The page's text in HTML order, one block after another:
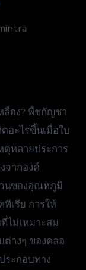
ลือง? พืชกัญชา
อะไรขึ้นเมื่อใบ
ตุหลายประการ
จากองค์
นของอุณหภูมิ
เรีย การให้
ไม่เหมาะสม
ต่างๆ ของคลอ
ระกอบทาง